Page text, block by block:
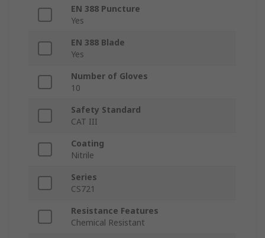
EN 388 Puncture
Yes
EN 388 Blade
Yes
Number of Gloves
10
Safety Standard
CAT III
Coating
Nitrile
Series
CS721
Resistance Features
Chemical Resistant